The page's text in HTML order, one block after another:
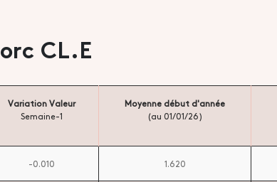
CL.E
Variation Valeur
Semaine-1
Moyenne début d'année
(au 01/01/26)
-0.010 1.620